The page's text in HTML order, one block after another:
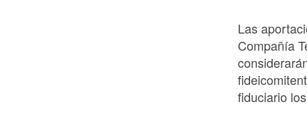
Las
Compañía
fiduciario